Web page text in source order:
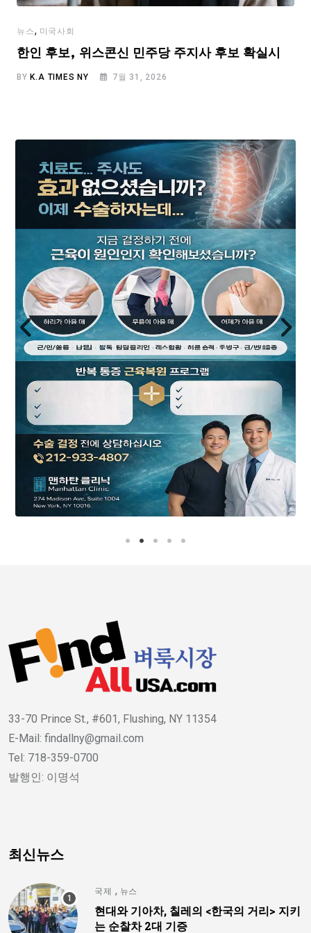
뉴스, 미국사회
한인 후보, 위스콘신 민주당 주지사 후보 확실시
BY K.A TIMES NY 7월 31, 2026
33-70 Prince St., #601, Flushing, NY 11354
E-Mail: findallny@gmail.com
Tel: 718-359-0700
발행인: 이명석
최신뉴스
국제 , 뉴스
현대와 기아차, 칠레의 <한국의 거리> 지키
는 순찰차 2대 기증